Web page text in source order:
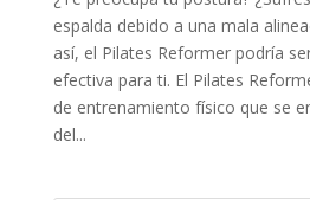
espalda debido a una mala
así, el Pilates Reformer podría
efectiva para ti. El Pilates
de entrenamiento físico que se
del...